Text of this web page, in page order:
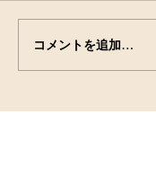
コメントを追加…